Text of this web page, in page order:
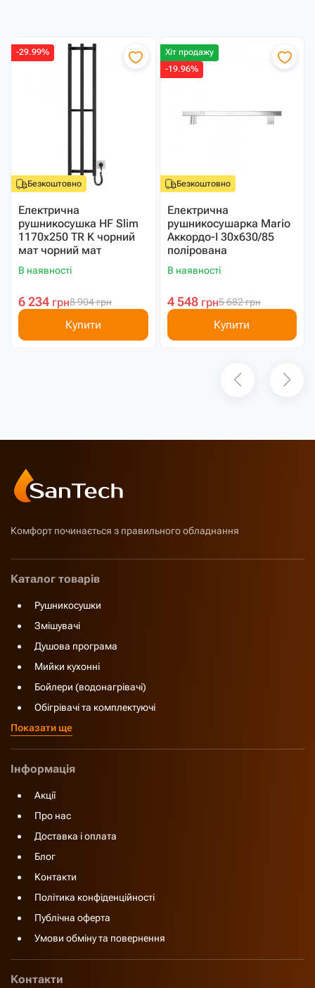
Безкоштовно
-29.99%
Електрична
рушникосушка HF Slim
1170х250 TR K чорний
мат чорний мат
В наявності
8 904грн
6 234 грн
Купити
Безкоштовно
Хіт продажу
-19.96%
Електрична
рушникосушарка Mario
Аккордо-I 30х630/85
полірована
В наявності
5 682грн
4 548 грн
Купити
Комфорт починається з правильного обладнання
Каталог товарів
Рушникосушки
Змішувачі
Душова програма
Мийки кухонні
Бойлери (водонагрівачі)
Обігрівачі та комплектуючі
Показати ще
Інформація
Акції
Про нас
Доставка і оплата
Блог
Контакти
Політика конфіденційності
Публічна оферта
Умови обміну та повернення
Контакти